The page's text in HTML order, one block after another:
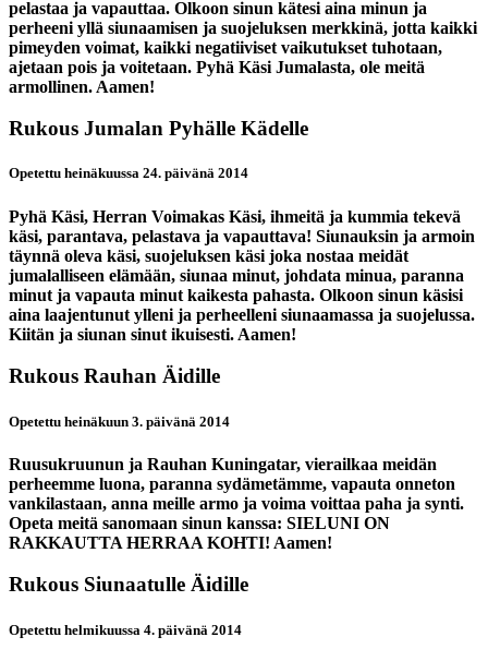
pelastaa ja vapauttaa. Olkoon sinun kätesi aina minun ja
perheeni yllä siunaamisen ja suojeluksen merkkinä, jotta kaikki
pimeyden voimat, kaikki negatiiviset vaikutukset tuhotaan,
ajetaan pois ja voitetaan. Pyhä Käsi Jumalasta, ole meitä
armollinen. Aamen!
Rukous Jumalan Pyhälle Kädelle
Opetettu heinäkuussa 24. päivänä 2014
Pyhä Käsi, Herran Voimakas Käsi, ihmeitä ja kummia tekevä
käsi, parantava, pelastava ja vapauttava! Siunauksin ja armoin
täynnä oleva käsi, suojeluksen käsi joka nostaa meidät
jumalalliseen elämään, siunaa minut, johdata minua, paranna
minut ja vapauta minut kaikesta pahasta. Olkoon sinun käsisi
aina laajentunut ylleni ja perheelleni siunaamassa ja suojelussa.
Kiitän ja siunan sinut ikuisesti. Aamen!
Rukous Rauhan Äidille
Opetettu heinäkuun 3. päivänä 2014
Ruusukruunun ja Rauhan Kuningatar, vierailkaa meidän
perheemme luona, paranna sydämetämme, vapauta onneton
vankilastaan, anna meille armo ja voima voittaa paha ja synti.
Opeta meitä sanomaan sinun kanssa: SIELUNI ON
RAKKAUTTA HERRAA KOHTI! Aamen!
Rukous Siunaatulle Äidille
Opetettu helmikuussa 4. päivänä 2014